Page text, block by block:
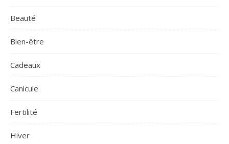
Beauté
Bien-être
Cadeaux
Canicule
Fertilité
Hiver